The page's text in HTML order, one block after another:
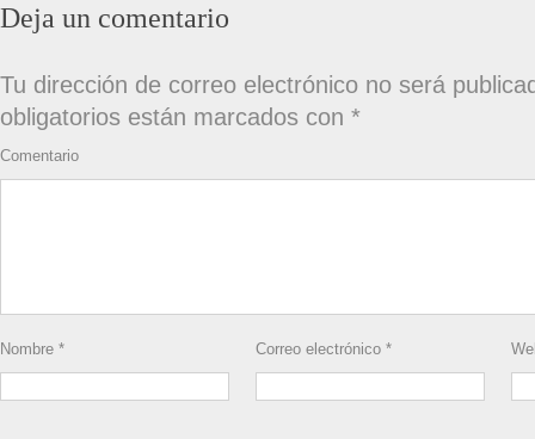
Deja un comentario
Tu dirección de correo electrónico no será
obligatorios están marcados con *
Comentario
Nombre * Correo electrónico *